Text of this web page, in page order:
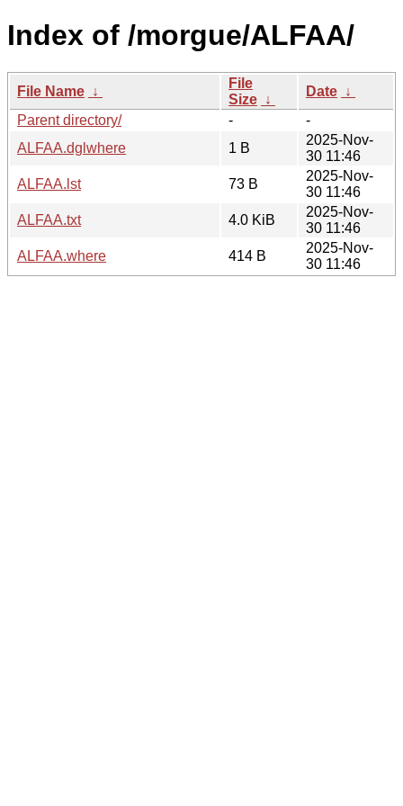
Index of /morgue/ALFAA/
File Name ↓
File
Size ↓
Date ↓
Parent directory/
-
-
ALFAA.dglwhere
1 B
2025-Nov-
30 11:46
ALFAA.lst
73 B
2025-Nov-
30 11:46
ALFAA.txt
4.0 KiB
2025-Nov-
30 11:46
ALFAA.where
414 B
2025-Nov-
30 11:46